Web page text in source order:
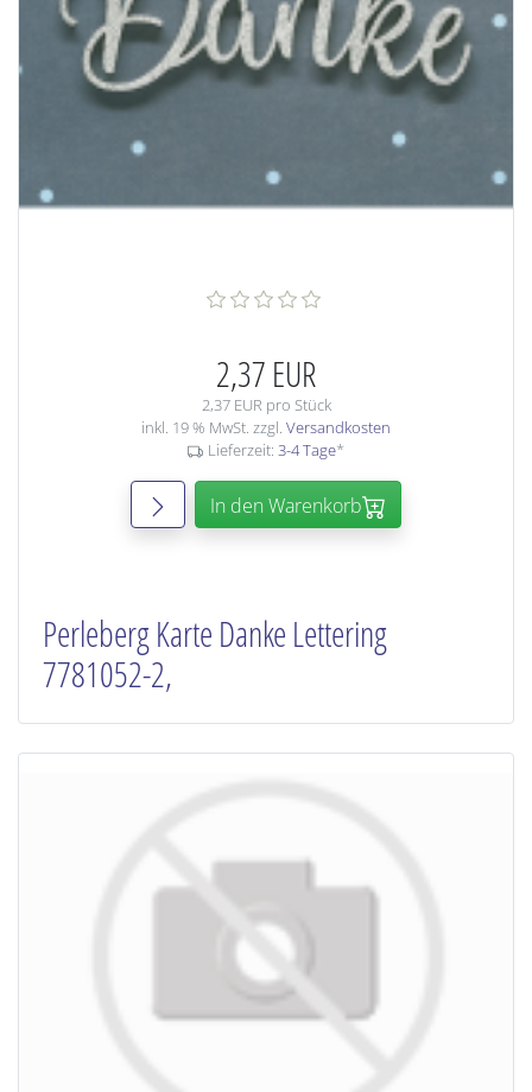
2,37 EUR
2,37 EUR pro Stück
inkl. 19 % MwSt. zzgl. Versandkosten
Lieferzeit: 3-4 Tage*
In den Warenkorb
Perleberg Karte Danke Lettering
7781052-2,